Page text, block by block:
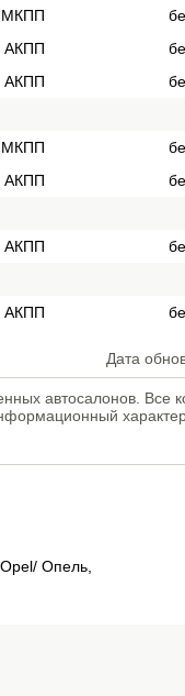
МКПП
АКПП
АКПП
МКПП
АКПП
АКПП
АКПП
Дата
автосалонов. Все
Опель,